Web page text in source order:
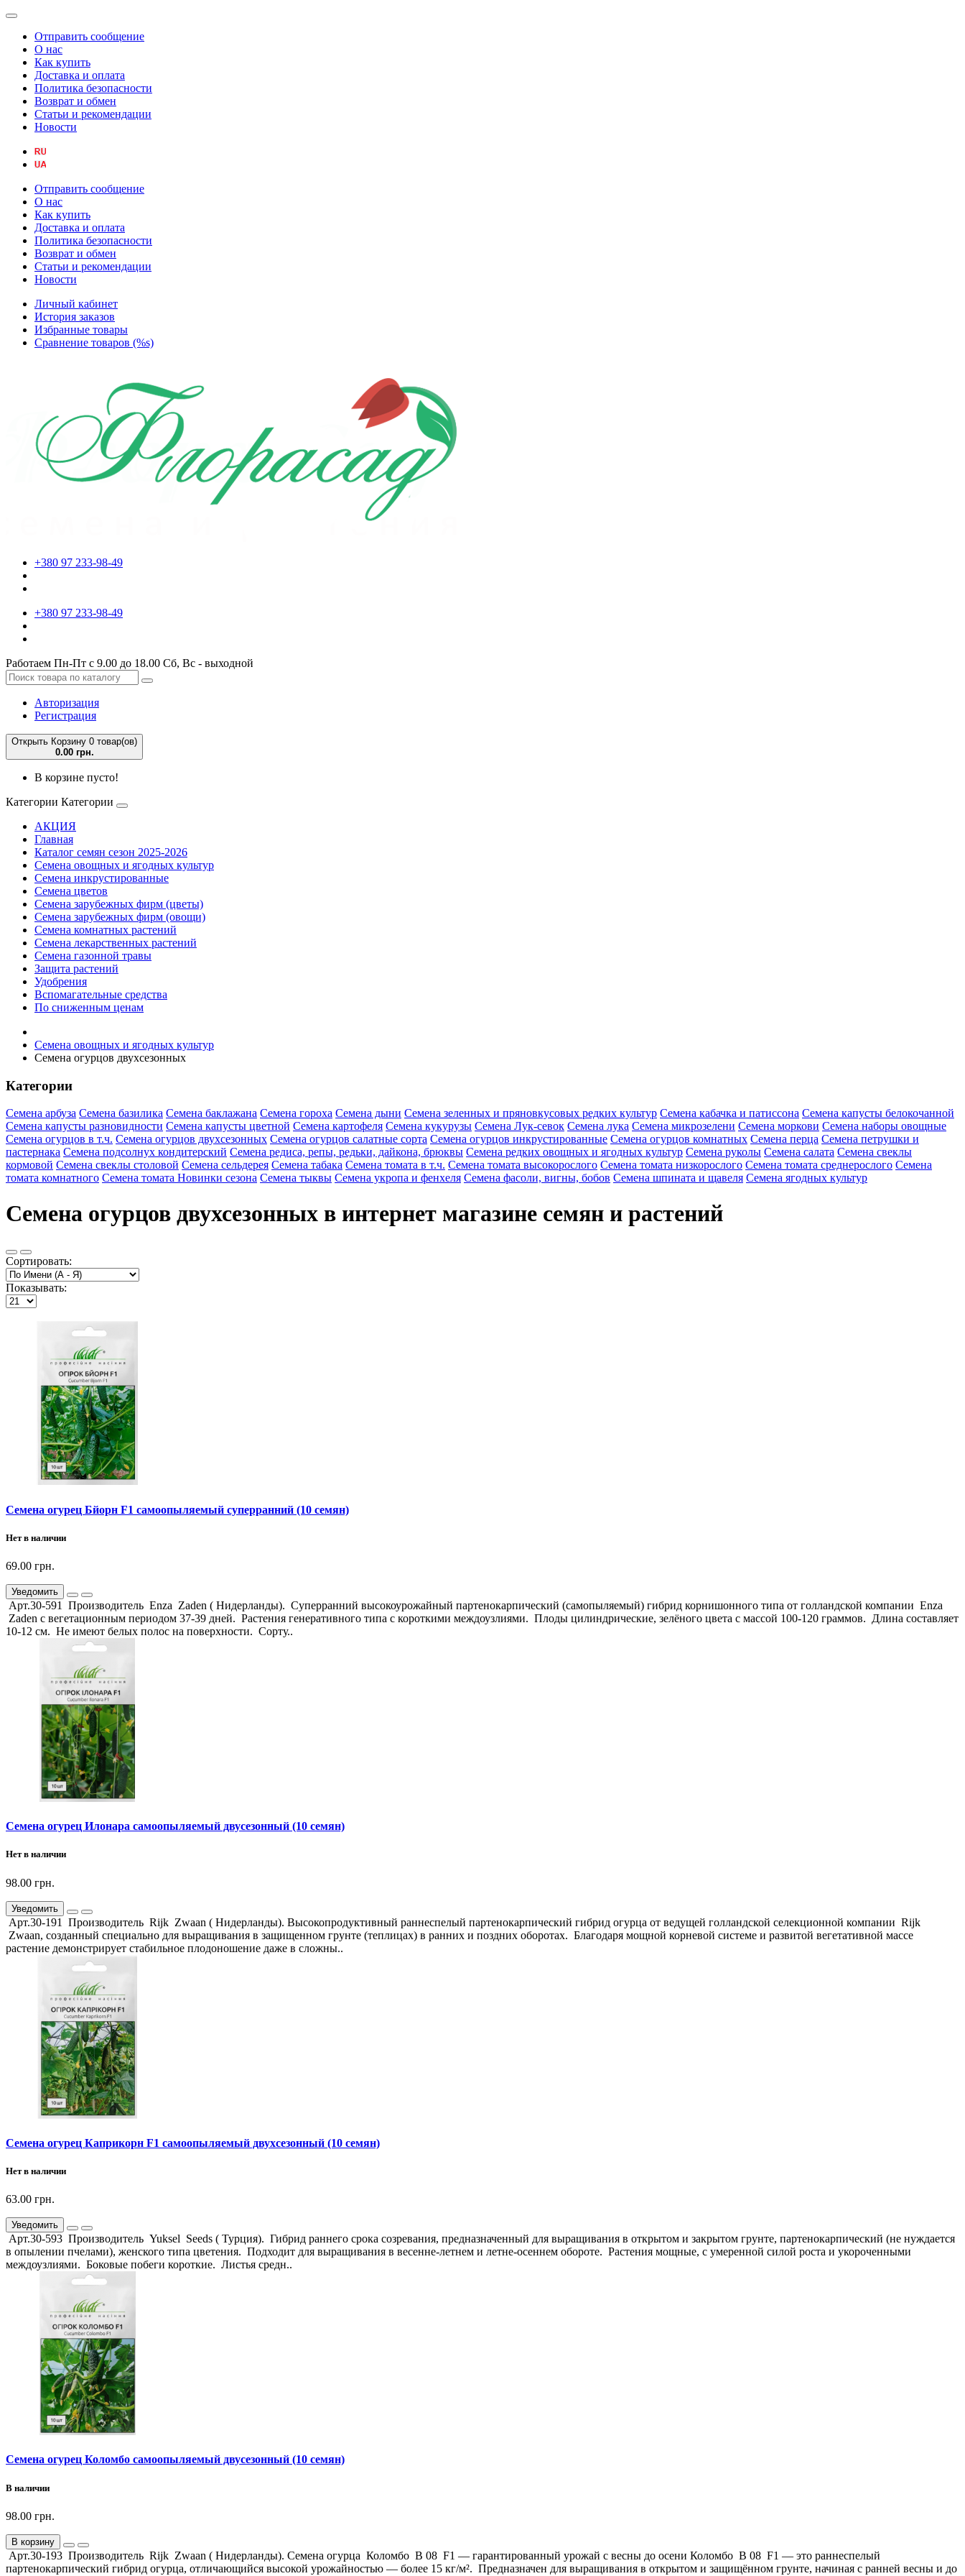
Отправить сообщение
О нас
Как купить
Доставка и оплата
Политика безопасности
Возврат и обмен
Статьи и рекомендации
Новости
Отправить сообщение
О нас
Как купить
Доставка и оплата
Политика безопасности
Возврат и обмен
Статьи и рекомендации
Новости
Личный кабинет
История заказов
Избранные товары
Сравнение товаров (%s)
+380 97 233-98-49
+380 97 233-98-49
Работаем Пн-Пт с 9.00 до 18.00 Сб, Вс - выходной
Авторизация
Регистрация
Открыть Корзину 0 товар(ов)
0.00 грн.
В корзине пусто!
Категории Категории
АКЦИЯ
Главная
Каталог семян сезон 2025-2026
Семена овощных и ягодных культур
Семена инкрустированные
Семена цветов
Семена зарубежных фирм (цветы)
Семена зарубежных фирм (овощи)
Семена комнатных растений
Семена лекарственных растений
Семена газонной травы
Защита растений
Удобрения
Вспомагательные средства
По сниженным ценам
Семена овощных и ягодных культур
Семена огурцов двухсезонных
Категории
Семена арбуза Семена базилика Семена баклажана Семена гороха Семена дыни Семена зеленных и пряновкусовых редких культур Семена кабачка и патиссона Семена капусты белокочанной
Семена капусты разновидности Семена капусты цветной Семена картофеля Семена кукурузы Семена Лук-севок Семена лука Семена микрозелени Семена моркови Семена наборы овощные
Семена огурцов в т.ч. Семена огурцов двухсезонных Семена огурцов салатные сорта Семена огурцов инкрустированные Семена огурцов комнатных Семена перца Семена петрушки и
пастернака Семена подсолнух кондитерский Семена редиса, репы, редьки, дайкона, брюквы Семена редких овощных и ягодных культур Семена руколы Семена салата Семена свеклы
кормовой Семена свеклы столовой Семена сельдерея Семена табака Семена томата в т.ч. Семена томата высокорослого Семена томата низкорослого Семена томата среднерослого Семена
томата комнатного Семена томата Новинки сезона Семена тыквы Семена укропа и фенхеля Семена фасоли, вигны, бобов Семена шпината и щавеля Семена ягодных культур
Семена огурцов двухсезонных в интернет магазине семян и растений
Сортировать:
Показывать:
Семена огурец Бйорн F1 самоопыляемый суперранний (10 семян)
Нет в наличии
69.00 грн.
Уведомить
Арт.30-591 Производитель Enza Zaden ( Нидерланды). Суперранний высокоурожайный партенокарпический (самопыляемый) гибрид корнишонного типа от голландской компании Enza
Zaden с вегетационным периодом 37-39 дней. Растения генеративного типа с короткими междоузлиями. Плоды цилиндрические, зелёного цвета с массой 100-120 граммов. Длина составляет
10-12 см. Не имеют белых полос на поверхности. Сорту..
Семена огурец Илонара самоопыляемый двусезонный (10 семян)
Нет в наличии
98.00 грн.
Уведомить
Арт.30-191 Производитель Rijk Zwaan ( Нидерланды). Высокопродуктивный раннеспелый партенокарпический гибрид огурца от ведущей голландской селекционной компании Rijk
Zwaan, созданный специально для выращивания в защищенном грунте (теплицах) в ранних и поздних оборотах. Благодаря мощной корневой системе и развитой вегетативной массе
растение демонстрирует стабильное плодоношение даже в сложны..
Семена огурец Каприкорн F1 самоопыляемый двухсезонный (10 семян)
Нет в наличии
63.00 грн.
Уведомить
Арт.30-593 Производитель Yuksel Seeds ( Турция). Гибрид раннего срока созревания, предназначенный для выращивания в открытом и закрытом грунте, партенокарпический (не нуждается
в опылении пчелами), женского типа цветения. Подходит для выращивания в весенне-летнем и летне-осеннем обороте. Растения мощные, с умеренной силой роста и укороченными
междоузлиями. Боковые побеги короткие. Листья средн..
Семена огурец Коломбо самоопыляемый двусезонный (10 семян)
В наличии
98.00 грн.
В корзину
Арт.30-193 Производитель Rijk Zwaan ( Нидерланды). Семена огурца Коломбо B 08 F1 — гарантированный урожай с весны до осени Коломбо B 08 F1 — это раннеспелый
партенокарпический гибрид огурца, отличающийся высокой урожайностью — более 15 кг/м². Предназначен для выращивания в открытом и защищённом грунте, начиная с ранней весны и до